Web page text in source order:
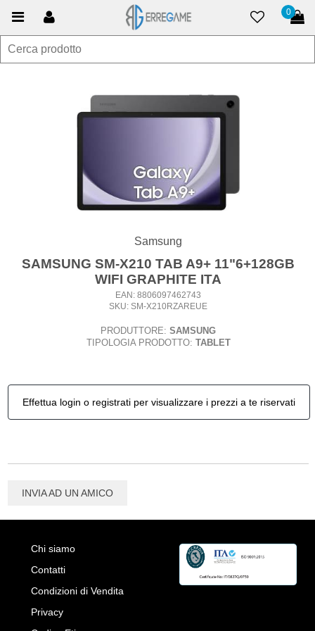
0
Samsung
SAMSUNG SM-X210 TAB A9+ 11"6+128GB
WIFI GRAPHITE ITA
EAN: 8806097462743
SKU: SM-X210RZAREUE
PRODUTTORE: SAMSUNG
TIPOLOGIA PRODOTTO: TABLET
Effettua login o registrati per visualizzare i prezzi a te riservati
INVIA AD UN AMICO
Chi siamo
Contatti
Condizioni di Vendita
Privacy